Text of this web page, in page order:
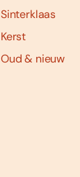
Sinterklaas
Kerst
Oud & nieuw